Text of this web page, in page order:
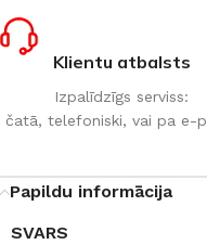
Klientu atbalsts
Izpalīdzīgs serviss:
čatā, telefoniski, vai pa e-
Papildu informācija
SVARS